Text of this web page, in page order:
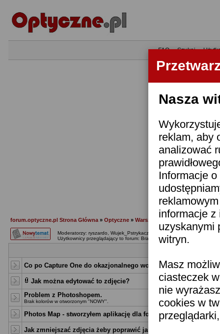
Nasza
reklam, aby
analizować
Informacje
informacje z
uzyskanymi
witryn.
Masz
ciasteczek
nie
cookies w
•FAQ•Szukaj•
forum.optyczne.pl Strona Główna » Optyczne » Warsztat foto, literatura, teoria,
Moderatorzy: ryszardo Wujek_Pstrykacz ,komor goltar,
Użytkownicy przeglądający to forum: Brak
Co po Capture One do okazjonalnego wołania plików .RAF?
Jak można edytować to zdjęcie?
Problem z Photoshopem.
Brak kolorów w otworzonym "NOWY".
Photos Map - stworzyłem aplikację dla fotografów
Jak zmniejszać zdjęcia żeby poprawić jakość?